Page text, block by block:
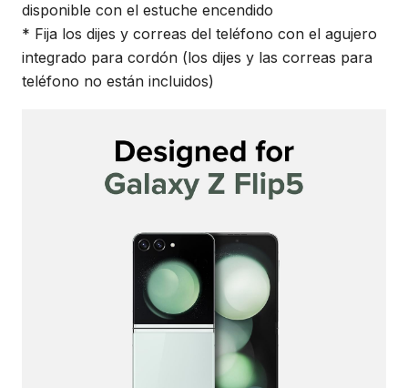
disponible con el estuche encendido
* Fija los dijes y correas del teléfono con el agujero
integrado para cordón (los dijes y las correas para
teléfono no están incluidos)